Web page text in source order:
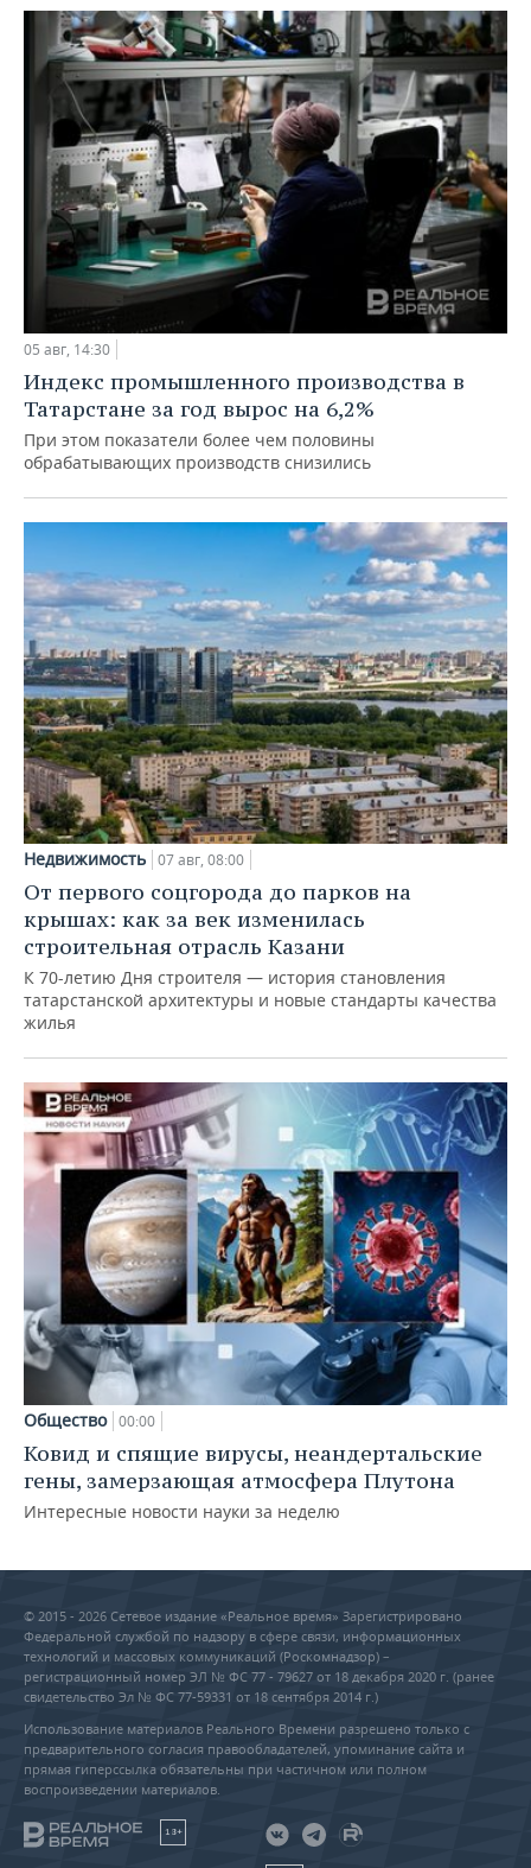
05 авг, 14:30
Индекс промышленного производства в
Татарстане за год вырос на 6,2%
При этом показатели более чем половины
обрабатывающих производств снизились
Недвижимость 07 авг, 08:00
От первого соцгорода до парков на
крышах: как за век изменилась
строительная отрасль Казани
К 70-летию Дня строителя — история становления
татарстанской архитектуры и новые стандарты качества
жилья
Общество 00:00
Ковид и спящие вирусы, неандертальские
гены, замерзающая атмосфера Плутона
Интересные новости науки за неделю
© 2015 - 2026 Сетевое издание «Реальное время» Зарегистрировано
Федеральной службой по надзору в сфере связи, информационных
технологий и массовых коммуникаций (Роскомнадзор) –
регистрационный номер ЭЛ № ФС 77 - 79627 от 18 декабря 2020 г. (ранее
свидетельство Эл № ФС 77-59331 от 18 сентября 2014 г.)
Использование материалов Реального Времени разрешено только с
предварительного согласия правообладателей, упоминание сайта и
прямая гиперссылка обязательны при частичном или полном
воспроизведении материалов.
18+